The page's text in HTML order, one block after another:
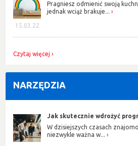
15.03.22
Pragniesz odmienić swoją
jednak wciąż brakuje...
Czytaj więcej
NARZĘDZIA
Jak skutecznie wdrożyć
W dzisiejszych czasach
niezwykle ważna w...